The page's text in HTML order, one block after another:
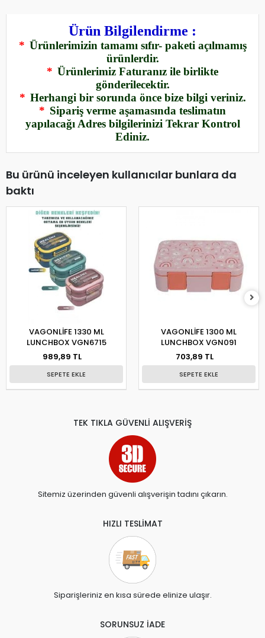
Ürün Bilgilendirme :
* Ürünlerimizin tamamı sıfır- paketi açılmamış
ürünlerdir.
* Ürünlerimiz Faturanız ile birlikte
gönderilecektir.
* Herhangi bir sorunda önce bize bilgi veriniz.
* Sipariş verme aşamasında teslimatın
yapılacağı Adres bilgilerinizi Tekrar Kontrol
Ediniz.
Bu ürünü inceleyen kullanıcılar bunlara da
baktı
VAGONLİFE 1330 ML
LUNCHBOX VGN6715
989,89 TL
SEPETE EKLE
VAGONLİFE 1300 ML
LUNCHBOX VGN091
703,89 TL
SEPETE EKLE
TEK TIKLA GÜVENLİ ALIŞVERİŞ
Sitemiz üzerinden güvenli alışverişin tadını çıkarın.
HIZLI TESLİMAT
Siparişleriniz en kısa sürede elinize ulaşır.
SORUNSUZ İADE